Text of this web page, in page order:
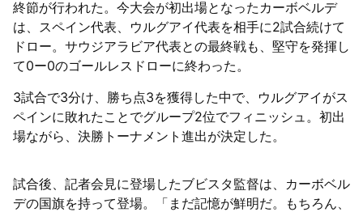
終節が行われた。今大会が初出場となったカーボベルデ
は、スペイン代表、ウルグアイ代表を相手に2試合続けて
ドロー。サウジアラビア代表との最終戦も、堅守を発揮し
て0ー0のゴールレスドローに終わった。
3試合で3分け、勝ち点3を獲得した中で、ウルグアイがス
ペインに敗れたことでグループ2位でフィニッシュ。初出
場ながら、決勝トーナメント進出が決定した。
試合後、記者会見に登場したブビスタ監督は、カーボベル
デの国旗を持って登場。「まだ記憶が鮮明だ。もちろん、